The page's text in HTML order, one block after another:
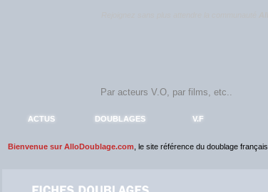
ACTUS DOUBLAGES V.F
Bienvenue sur AlloDoublage.com , le site référence du doublage français.